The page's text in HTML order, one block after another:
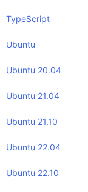
TypeScript
Ubuntu
Ubuntu 20.04
Ubuntu 21.04
Ubuntu 21.10
Ubuntu 22.04
Ubuntu 22.10